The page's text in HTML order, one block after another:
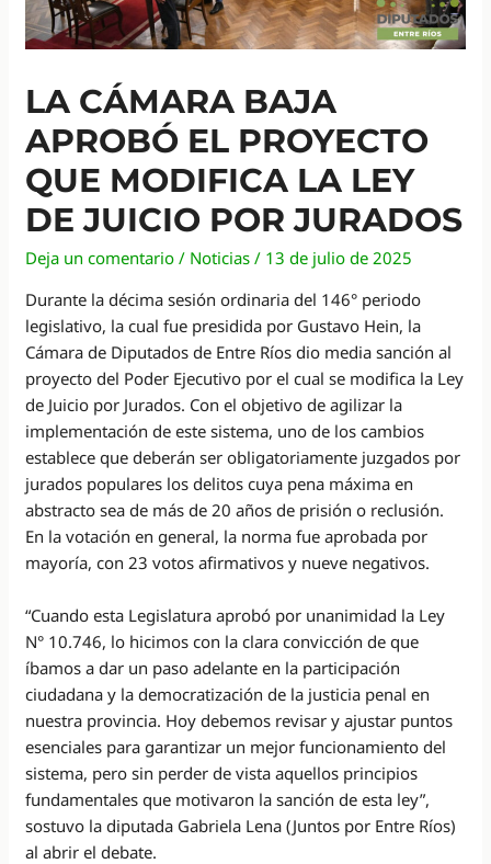
LA CÁMARA BAJA
APROBÓ EL PROYECTO
QUE MODIFICA LA LEY
DE JUICIO POR JURADOS
Deja un comentario / Noticias / 13 de julio de 2025
Durante la décima sesión ordinaria del 146° periodo
legislativo, la cual fue presidida por Gustavo Hein, la
Cámara de Diputados de Entre Ríos dio media sanción al
proyecto del Poder Ejecutivo por el cual se modifica la Ley
de Juicio por Jurados. Con el objetivo de agilizar la
implementación de este sistema, uno de los cambios
establece que deberán ser obligatoriamente juzgados por
jurados populares los delitos cuya pena máxima en
abstracto sea de más de 20 años de prisión o reclusión.
En la votación en general, la norma fue aprobada por
mayoría, con 23 votos afirmativos y nueve negativos.
“Cuando esta Legislatura aprobó por unanimidad la Ley
N° 10.746, lo hicimos con la clara convicción de que
íbamos a dar un paso adelante en la participación
ciudadana y la democratización de la justicia penal en
nuestra provincia. Hoy debemos revisar y ajustar puntos
esenciales para garantizar un mejor funcionamiento del
sistema, pero sin perder de vista aquellos principios
fundamentales que motivaron la sanción de esta ley”,
sostuvo la diputada Gabriela Lena (Juntos por Entre Ríos)
al abrir el debate.